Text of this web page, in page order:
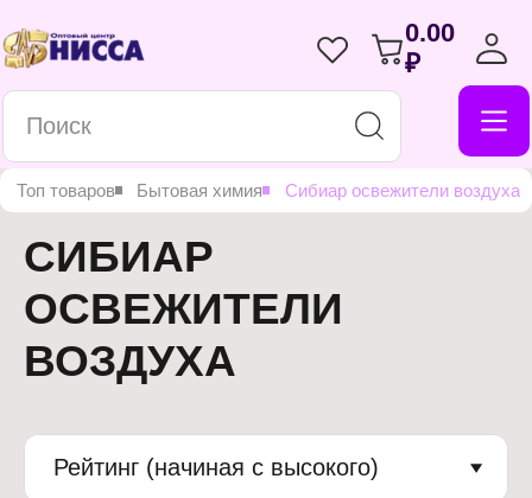
0.00
₽
Топ товаров Бытовая химия Сибиар освежители воздуха
СИБИАР
ОСВЕЖИТЕЛИ
ВОЗДУХА
Рейтинг (начиная с высокого)